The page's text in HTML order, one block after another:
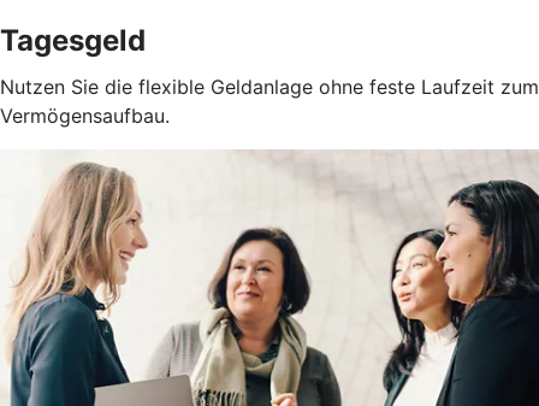
Tagesgeld
Nutzen Sie die flexible Geldanlage ohne feste Laufzeit zum
Vermögensaufbau.